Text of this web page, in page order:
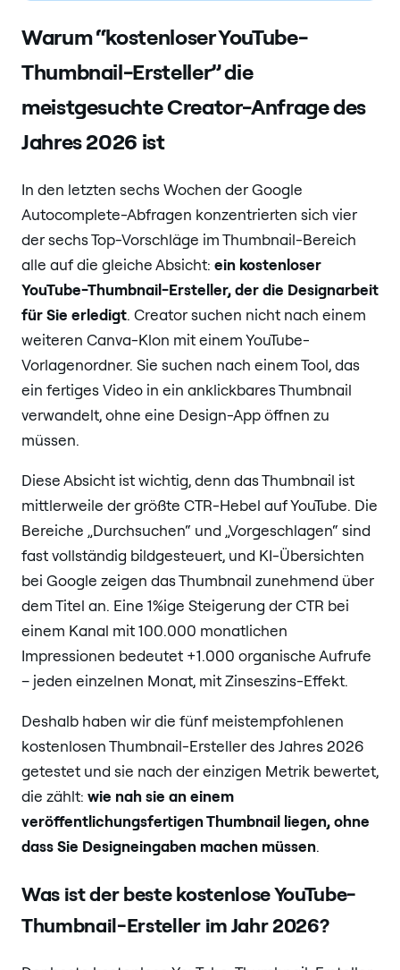
Warum “kostenloser YouTube-
Thumbnail-Ersteller” die
meistgesuchte Creator-Anfrage des
Jahres 2026 ist
In den letzten sechs Wochen der Google
Autocomplete-Abfragen konzentrierten sich vier
der sechs Top-Vorschläge im Thumbnail-Bereich
alle auf die gleiche Absicht: ein kostenloser
YouTube-Thumbnail-Ersteller, der die Designarbeit
für Sie erledigt. Creator suchen nicht nach einem
weiteren Canva-Klon mit einem YouTube-
Vorlagenordner. Sie suchen nach einem Tool, das
ein fertiges Video in ein anklickbares Thumbnail
verwandelt, ohne eine Design-App öffnen zu
müssen.
Diese Absicht ist wichtig, denn das Thumbnail ist
mittlerweile der größte CTR-Hebel auf YouTube. Die
Bereiche „Durchsuchen“ und „Vorgeschlagen“ sind
fast vollständig bildgesteuert, und KI-Übersichten
bei Google zeigen das Thumbnail zunehmend über
dem Titel an. Eine 1%ige Steigerung der CTR bei
einem Kanal mit 100.000 monatlichen
Impressionen bedeutet +1.000 organische Aufrufe
– jeden einzelnen Monat, mit Zinseszins-Effekt.
Deshalb haben wir die fünf meistempfohlenen
kostenlosen Thumbnail-Ersteller des Jahres 2026
getestet und sie nach der einzigen Metrik bewertet,
die zählt: wie nah sie an einem
veröffentlichungsfertigen Thumbnail liegen, ohne
dass Sie Designeingaben machen müssen.
Was ist der beste kostenlose YouTube-
Thumbnail-Ersteller im Jahr 2026?